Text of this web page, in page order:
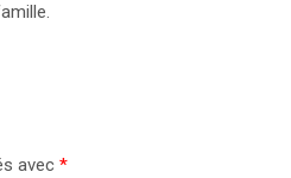
avec *